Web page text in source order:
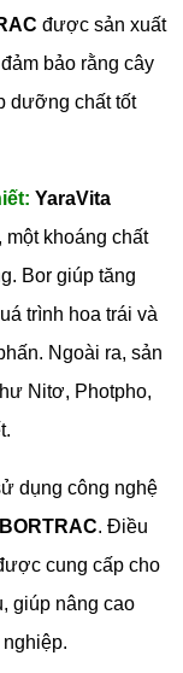
được sản xuất
bảo rằng cây
dưỡng chất tốt
YaraVita
một khoáng chất
Bor giúp tăng
trình hoa trái và
Ngoài ra, sản
Nitơ, Photpho,
dụng công nghệ
. Điều
cung cấp cho
giúp nâng cao